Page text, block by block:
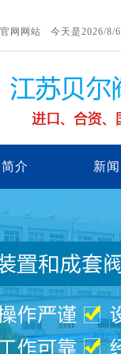
官网网站 今天是2026/8/
介 新